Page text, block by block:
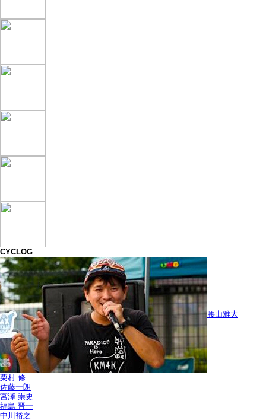
CYCLOG
腰山雅大
栗村 修
佐藤一朗
宮澤 崇史
福島 晋一
中川裕之